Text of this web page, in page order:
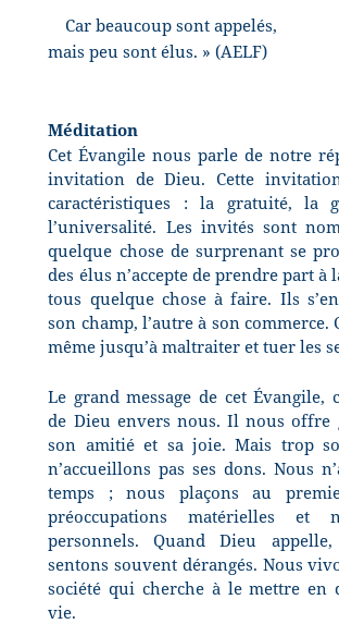
Car beaucoup sont appelés,
mais peu sont élus. » (AELF)
Méditation
Cet Évangile nous parle de notre
invitation de Dieu. Cette
caractéristiques : la gratuité, la
l’universalité. Les invités sont
quelque chose de surprenant se
des élus n’accepte de prendre part à
tous quelque chose à faire. Ils
son champ, l’autre à son commerce.
même jusqu’à maltraiter et tuer les
Le grand message de cet Évangile,
de Dieu envers nous. Il nous offre
son amitié et sa joie. Mais trop
n’accueillons pas ses dons. Nous
temps ; nous plaçons au
préoccupations matérielles et
personnels. Quand Dieu
sentons souvent dérangés. Nous
société qui cherche à le mettre en
vie.